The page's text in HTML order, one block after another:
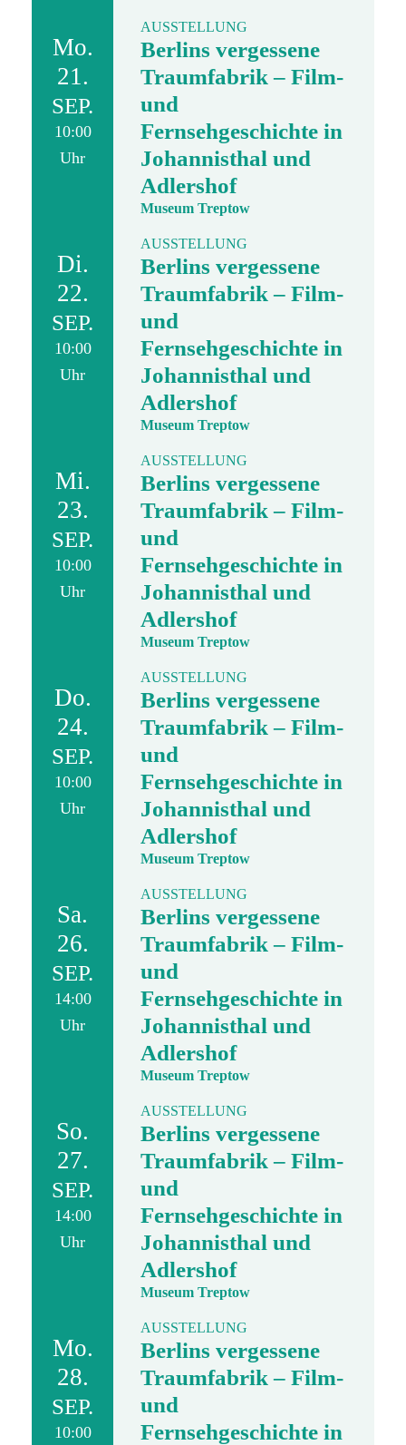
Mo.
21.
SEP.
10:00
Uhr
AUSSTELLUNG
Berlins vergessene
Traumfabrik – Film-
und
Fernsehgeschichte in
Johannisthal und
Adlershof
Museum Treptow
Di.
22.
SEP.
10:00
Uhr
AUSSTELLUNG
Berlins vergessene
Traumfabrik – Film-
und
Fernsehgeschichte in
Johannisthal und
Adlershof
Museum Treptow
Mi.
23.
SEP.
10:00
Uhr
AUSSTELLUNG
Berlins vergessene
Traumfabrik – Film-
und
Fernsehgeschichte in
Johannisthal und
Adlershof
Museum Treptow
Do.
24.
SEP.
10:00
Uhr
AUSSTELLUNG
Berlins vergessene
Traumfabrik – Film-
und
Fernsehgeschichte in
Johannisthal und
Adlershof
Museum Treptow
Sa.
26.
SEP.
14:00
Uhr
AUSSTELLUNG
Berlins vergessene
Traumfabrik – Film-
und
Fernsehgeschichte in
Johannisthal und
Adlershof
Museum Treptow
So.
27.
SEP.
14:00
Uhr
AUSSTELLUNG
Berlins vergessene
Traumfabrik – Film-
und
Fernsehgeschichte in
Johannisthal und
Adlershof
Museum Treptow
Mo.
28.
SEP.
10:00
AUSSTELLUNG
Berlins vergessene
Traumfabrik – Film-
und
Fernsehgeschichte in